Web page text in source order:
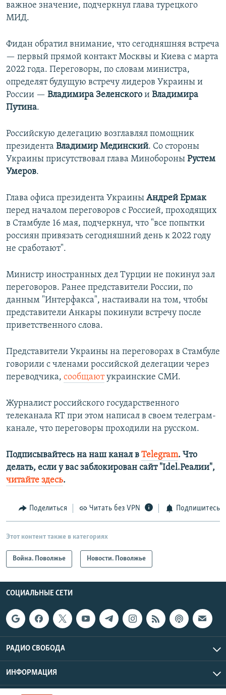
важное значение, подчеркнул глава турецкого
МИД.
Фидан обратил внимание, что сегодняшняя встреча
— первый прямой контакт Москвы и Киева с марта
2022 года. Переговоры, по словам министра,
определят будущую встречу лидеров Украины и
России — Владимира Зеленского и Владимира
Путина.
Российскую делегацию возглавлял помощник
президента Владимир Мединский. Со стороны
Украины присутствовал глава Минобороны Рустем
Умеров.
Глава офиса президента Украины Андрей Ермак
перед началом переговоров с Россией, проходящих
в Стамбуле 16 мая, подчеркнул, что "все попытки
россиян привязать сегодняшний день к 2022 году
не сработают".
Министр иностранных дел Турции не покинул зал
переговоров. Ранее представители России, по
данным "Интерфакса", настаивали на том, чтобы
представители Анкары покинули встречу после
приветственного слова.
Представители Украины на переговорах в Стамбуле
говорили с членами российской делегации через
переводчика, сообщаютукраинские СМИ.
Журналист российского государственного
телеканала RT при этом написал в своем телеграм-
канале, что переговоры проходили на русском.
Подписывайтесь на наш канал в Telegram. Что
делать, если у вас заблокирован сайт "Idel.Реалии",
читайте здесь.
Поделиться Читать без VPN Подпишитесь
Этот контент также в категориях
Война. Поволжье Новости. Поволжье
СОЦИАЛЬНЫЕ СЕТИ
РАДИО СВОБОДА
ИНФОРМАЦИЯ